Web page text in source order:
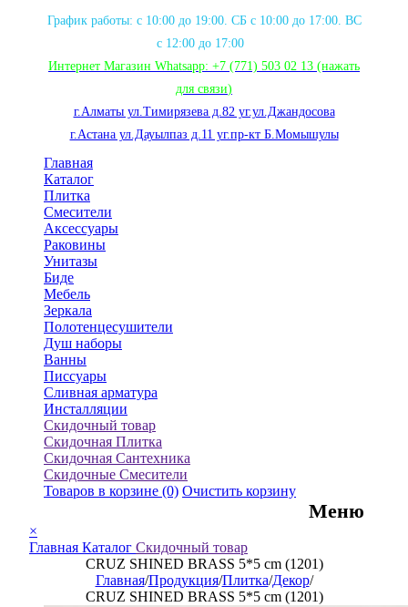
График работы: с 10:00 до 19:00. СБ с 10:00 до 17:00. ВС
с 12:00 до 17:00
Интернет Магазин Whatsapp: +7 (771) 503 02 13 (нажать
для связи)
г.Алматы ул.Тимирязева д.82 уг.ул.Джандосова
г.Астана ул.Дауылпаз д.11 уг.пр-кт Б.Момышулы
Главная
Каталог
Плитка
Смесители
Аксессуары
Раковины
Унитазы
Биде
Мебель
Зеркала
Полотенцесушители
Душ наборы
Ванны
Писсуары
Сливная арматура
Инсталляции
Скидочный товар
Скидочная Плитка
Скидочная Сантехника
Скидочные Смесители
Товаров в корзине (0) Очистить корзину
Меню
×
Главная Каталог Скидочный товар
CRUZ SHINED BRASS 5*5 cm (1201)
Главная/Продукция/Плитка/Декор/
CRUZ SHINED BRASS 5*5 cm (1201)